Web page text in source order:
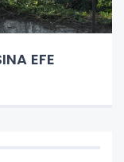
EFE